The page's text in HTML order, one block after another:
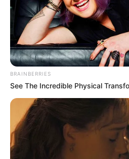
BRAINBERRIES
See The Incredible Physical